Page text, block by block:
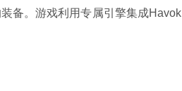
备。游戏利用专属引擎集成Havok